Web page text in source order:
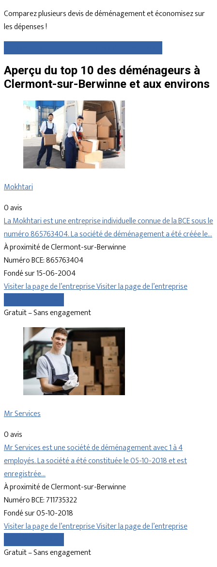
Comparez plusieurs devis de déménagement et économisez sur
les dépenses !
Aperçu du top 10 des déménageurs à
Clermont-sur-Berwinne et aux environs
Mokhtari
0 avis
La Mokhtari est une entreprise individuelle connue de la BCE sous le
numéro 865763404. La société de déménagement a été créée le…
À proximité de Clermont-sur-Berwinne
Numéro BCE: 865763404
Fondé sur 15-06-2004
Visiter la page de l’entrepriseVisiter la page de l’entreprise
Gratuit – Sans engagement
Mr Services
0 avis
Mr Services est une société de déménagement avec 1 à 4
employés. La société a été constituée le 05-10-2018 et est
enregistrée…
À proximité de Clermont-sur-Berwinne
Numéro BCE: 711735322
Fondé sur 05-10-2018
Visiter la page de l’entrepriseVisiter la page de l’entreprise
Gratuit – Sans engagement